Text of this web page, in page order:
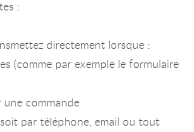
:
directement lorsque :
(comme par exemple le formulaire
une commande
par téléphone, email ou tout